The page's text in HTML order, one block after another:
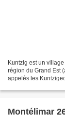
Kuntzig est un
région du Grand Est
appelés les
Montélimar